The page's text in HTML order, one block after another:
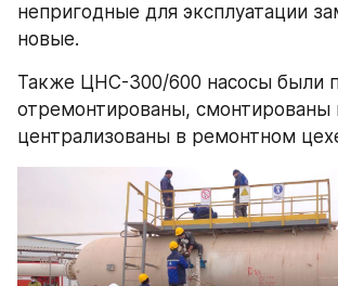
непригодные для эксплуатации
новые.
Также ЦНС-300/600 насосы были
отремонтированы, смонтированы
централизованы в ремонтном